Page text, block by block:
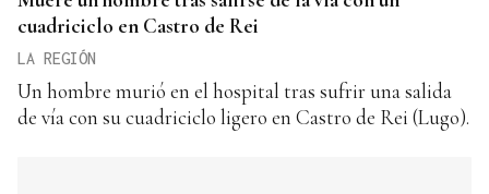
cuadriciclo en Castro de Rei
LA REGIÓN
Un hombre murió en el hospital tras sufrir una salida
de vía con su cuadriciclo ligero en Castro de Rei (Lugo).